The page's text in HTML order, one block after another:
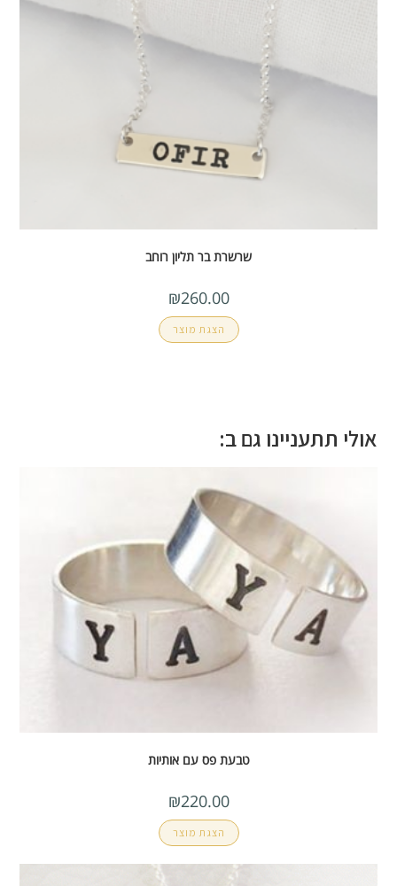
שרשרת בר תליון רוחב
₪260.00
הצגת מוצר
אולי תתעניינו גם ב:
טבעת פס עם אותיות
₪220.00
הצגת מוצר